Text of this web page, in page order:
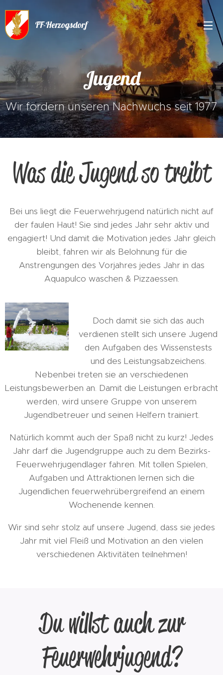
FF-Herzogsdorf
Jugend
Wir fördern unseren Nachwuchs seit 1977
Was die Jugend so treibt
Bei uns liegt die Feuerwehrjugend natürlich nicht auf
der faulen Haut! Sie sind jedes Jahr sehr aktiv und
engagiert! Und damit die Motivation jedes Jahr gleich
bleibt, fahren wir als Belohnung für die
Anstrengungen des Vorjahres jedes Jahr in das
Aquapulco waschen & Pizzaessen.
Doch damit sie sich das auch
verdienen stellt sich unsere Jugend
den Aufgaben des Wissenstests
und des Leistungsabzeichens.
Nebenbei treten sie an verschiedenen
Leistungsbewerben an. Damit die Leistungen erbracht
werden, wird unsere Gruppe von unserem
Jugendbetreuer und seinen Helfern trainiert.
Natürlich kommt auch der Spaß nicht zu kurz! Jedes
Jahr darf die Jugendgruppe auch zu dem Bezirks-
Feuerwehrjugendlager fahren. Mit tollen Spielen,
Aufgaben und Attraktionen lernen sich die
Jugendlichen feuerwehrübergreifend an einem
Wochenende kennen.
Wir sind sehr stolz auf unsere Jugend, dass sie jedes
Jahr mit viel Fleiß und Motivation an den vielen
verschiedenen Aktivitäten teilnehmen!
Du willst auch zur
Feuerwehrjugend?